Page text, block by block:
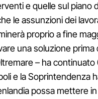
e quelle sul piano
le assunzioni dei
proprio a fine
una soluzione
– ha
e la Soprintendenza
possa mettere